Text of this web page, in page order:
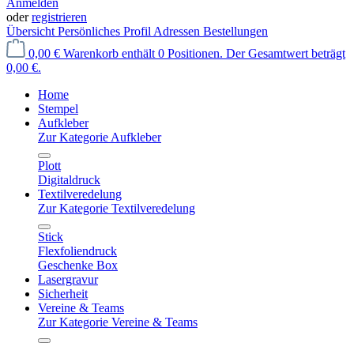
Anmelden
oderregistrieren
Übersicht Persönliches Profil Adressen Bestellungen
0,00 € Warenkorb enthält 0 Positionen. Der Gesamtwert beträgt
0,00 €.
Home
Stempel
Aufkleber
Zur Kategorie Aufkleber
Plott
Digitaldruck
Textilveredelung
Zur Kategorie Textilveredelung
Stick
Flexfoliendruck
Geschenke Box
Lasergravur
Sicherheit
Vereine & Teams
Zur Kategorie Vereine & Teams